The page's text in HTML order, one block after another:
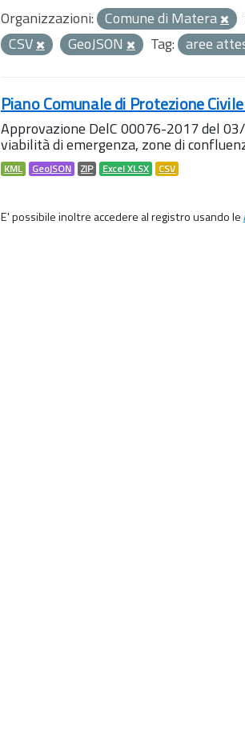
Organizzazioni: Comune di Matera
CSV
GeoJSON Tag: aree
Piano Comunale di Protezione
Approvazione DelC 00076-2017 del
viabilità di emergenza, zone di
KML GeoJSON ZIP Excel XLSX CSV
E' possibile inoltre accedere al registro usando le